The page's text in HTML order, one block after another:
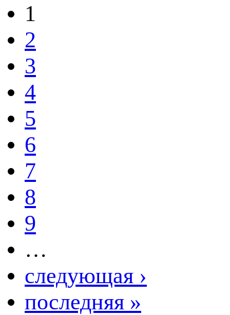
1
2
3
4
5
6
7
8
9
…
следующая ›
последняя »